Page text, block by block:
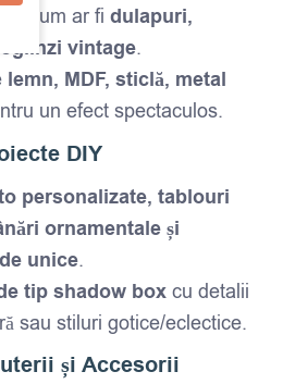
cum ar fi dulapuri,
vintage.
lemn, MDF, sticlă, metal
un efect spectaculos.
DIY
personalizate, tablouri
ornamentale și
unice.
tip shadow box cu detalii
sau stiluri gotice/eclectice.
și Accesorii